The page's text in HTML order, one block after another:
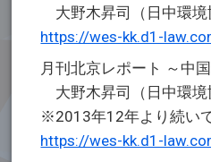
大野木昇司（日中環境
https://wes-kk.d1-
月刊北京レポート ～中
大野木昇司（日中環境
※2013年12年より続い
https://wes-kk.d1-